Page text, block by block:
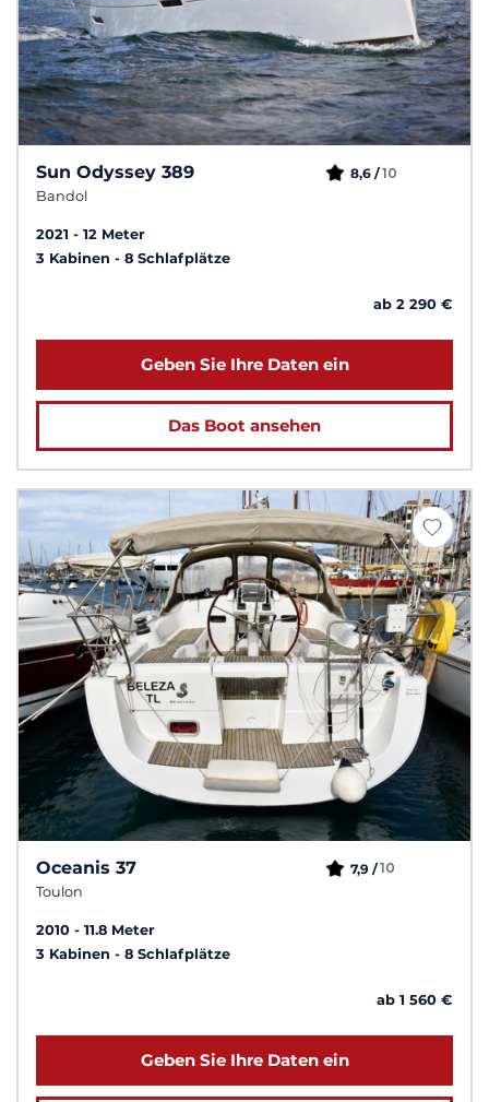
Sun Odyssey 389
Bandol
8,6 /10
2021
12 Meter
3 Kabinen
8 Schlafplätze
ab 2 290 €
Geben Sie Ihre Daten ein
Das Boot ansehen
Oceanis 37
Toulon
7,9 /10
2010
11.8 Meter
3 Kabinen
8 Schlafplätze
ab 1 560 €
Geben Sie Ihre Daten ein